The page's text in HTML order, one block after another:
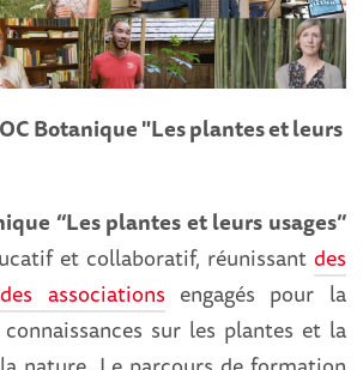
Botanique "Les plantes et leurs
“Les plantes et leurs usages”
et collaboratif, réunissant des
associations engagés pour la
sur les plantes et la